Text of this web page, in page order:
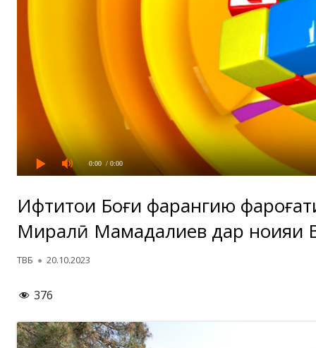
0:00 / 0:00
Ифтитоҳи Боғи фарҳангию
Миралӣ Маҳмадалиев дар ноҳияи
Автор
ТВБ Опубликовано
20.10.2023
376